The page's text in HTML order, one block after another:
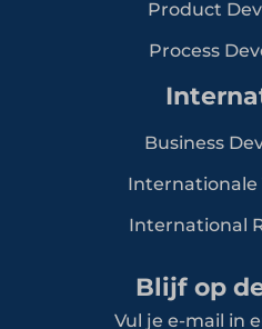
Product
Process
Business
Internationale
International
Blijf op
Vul je e-mail in